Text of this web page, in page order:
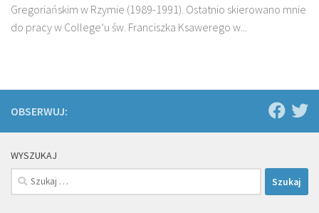
Gregoriańskim w Rzymie (1989-1991). Ostatnio skierowano mnie
do pracy w College’u św. Franciszka Ksawerego w...
OBSERWUJ:
WYSZUKAJ
Szukaj: